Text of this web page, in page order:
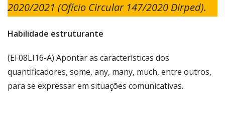
2020/2021 (Ofício Circular 147/2020 Dirped).
Habilidade estruturante
(EF08LI16-A) Apontar as características dos
quantificadores, some, any, many, much, entre outros,
para se expressar em situações comunicativas.